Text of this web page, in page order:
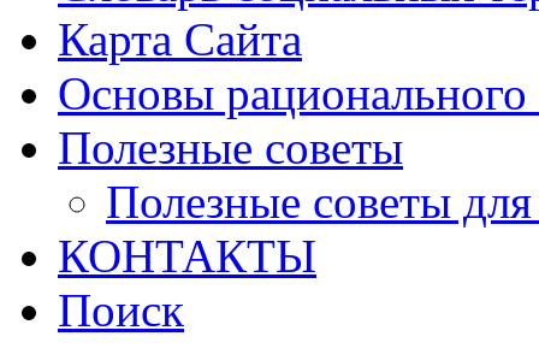
Карта Сайта
Основы рационального
Полезные советы
Полезные советы
КОНТАКТЫ
Поиск